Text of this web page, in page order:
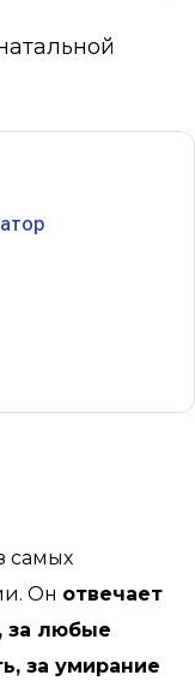
самых
Он отвечает
за любые
за умирание